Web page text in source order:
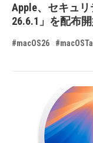
Apple、セキュリ
26.6.1」を配布
#macOS26